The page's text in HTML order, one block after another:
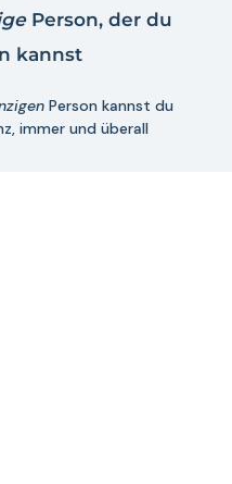
Person, der du
kannst
Person kannst du
immer und überall